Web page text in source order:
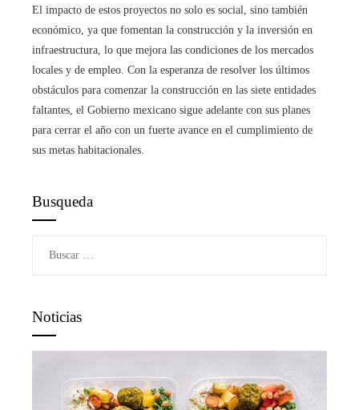
El impacto de estos proyectos no solo es social, sino también
económico, ya que fomentan la construcción y la inversión en
infraestructura, lo que mejora las condiciones de los mercados
locales y de empleo. Con la esperanza de resolver los últimos
obstáculos para comenzar la construcción en las siete entidades
faltantes, el Gobierno mexicano sigue adelante con sus planes
para cerrar el año con un fuerte avance en el cumplimiento de
sus metas habitacionales.
Busqueda
Noticias